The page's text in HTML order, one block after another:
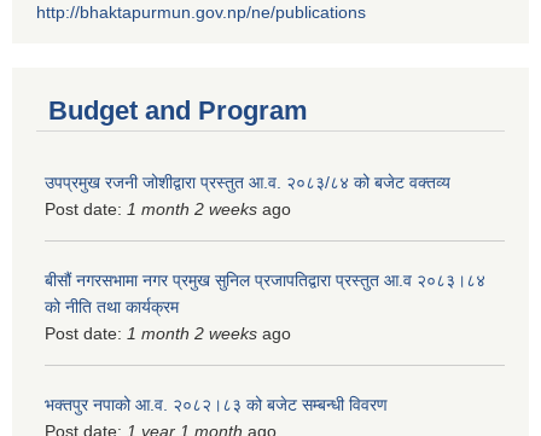
http://bhaktapurmun.gov.np/ne/publications
Budget and Program
उपप्रमुख रजनी जोशीद्वारा प्रस्तुत आ.व. २०८३/८४ को बजेट वक्तव्य
Post date: 1 month 2 weeks ago
बीसौं नगरसभामा नगर प्रमुख सुनिल प्रजापतिद्वारा प्रस्तुत आ.व‍ २०८३।८४
को नीति तथा कार्यक्रम
Post date: 1 month 2 weeks ago
भक्तपुर नपाको आ.व. २०८२।८३ को बजेट सम्बन्धी विवरण
Post date: 1 year 1 month ago